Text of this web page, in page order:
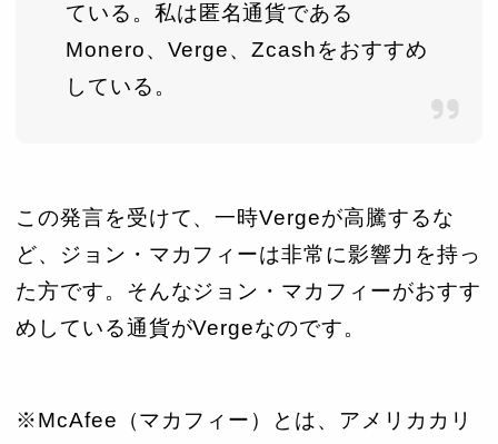
ている。私は匿名通貨である
Monero、Verge、Zcashをおすすめ
している。
この発言を受けて、一時Vergeが高騰するな
ど、ジョン・マカフィーは非常に影響力を持っ
た方です。そんなジョン・マカフィーがおすす
めしている通貨がVergeなのです。
※McAfee（マカフィー）とは、アメリカカリ